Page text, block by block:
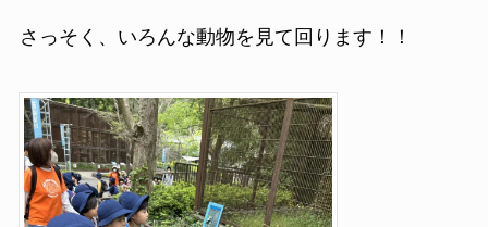
さっそく、いろんな動物を見て回ります！！